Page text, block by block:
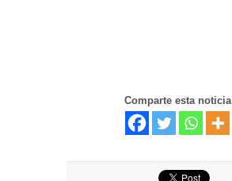
Comparte esta noticia